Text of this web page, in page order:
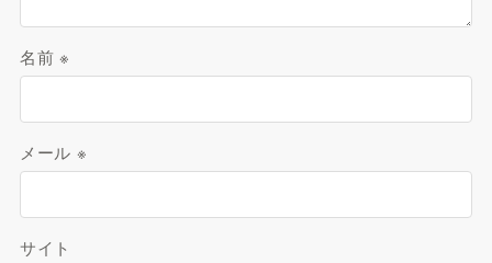
名前※
メール ※
サイト